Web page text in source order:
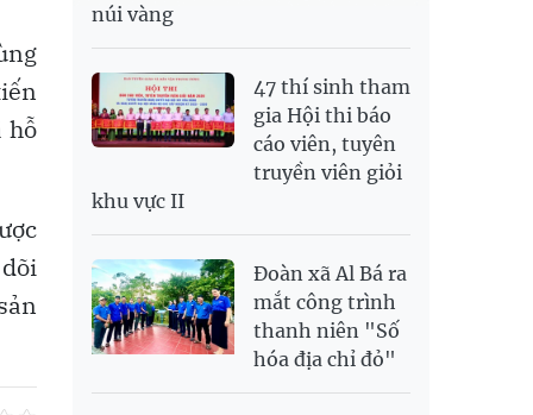
hỗ
núi vàng
47 thí sinh tham
gia Hội thi báo
cáo viên, tuyên
truyền viên giỏi
khu vực II
Đoàn xã Al Bá ra
mắt công trình
thanh niên "Số
hóa địa chỉ đỏ"